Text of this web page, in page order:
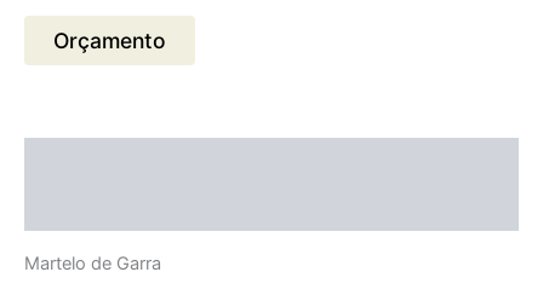
Orçamento
Martelo de Garra